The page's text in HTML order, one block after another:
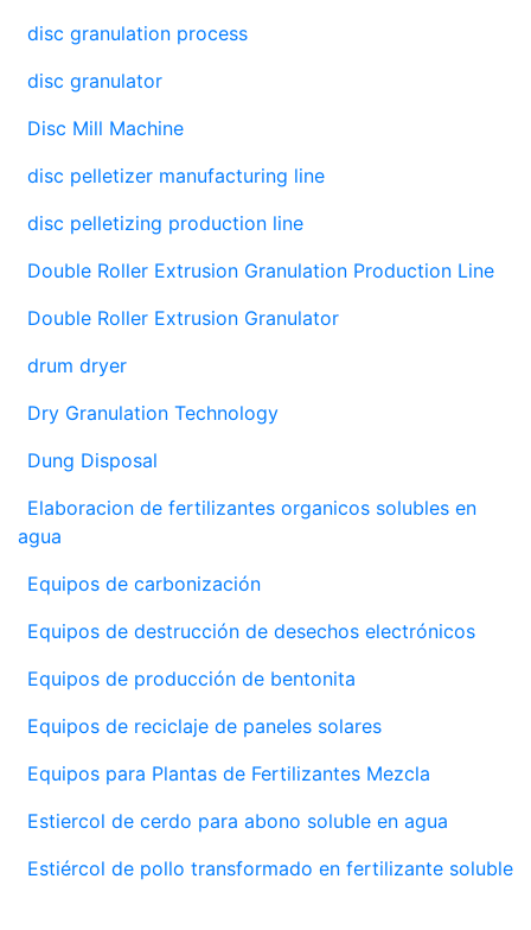
disc granulation process
disc granulator
Disc Mill Machine
disc pelletizer manufacturing line
disc pelletizing production line
Double Roller Extrusion Granulation Production Line
Double Roller Extrusion Granulator
drum dryer
Dry Granulation Technology
Dung Disposal
Elaboracion de fertilizantes organicos solubles en
agua
Equipos de carbonización
Equipos de destrucción de desechos electrónicos
Equipos de producción de bentonita
Equipos de reciclaje de paneles solares
Equipos para Plantas de Fertilizantes Mezcla
Estiercol de cerdo para abono soluble en agua
Estiércol de pollo transformado en fertilizante soluble